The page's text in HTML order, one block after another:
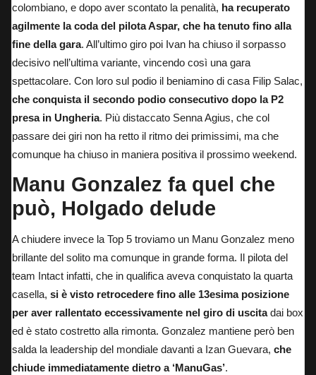
colombiano, e dopo aver scontato la penalità, ha recuperato
agilmente la coda del pilota Aspar, che ha tenuto fino alla
fine della gara. All’ultimo giro poi Ivan ha chiuso il sorpasso
decisivo nell’ultima variante, vincendo così una gara
spettacolare. Con loro sul podio il beniamino di casa Filip Salac,
che conquista il secondo podio consecutivo dopo la P2
presa in Ungheria. Più distaccato Senna Agius, che col
passare dei giri non ha retto il ritmo dei primissimi, ma che
comunque ha chiuso in maniera positiva il prossimo weekend.
Manu Gonzalez fa quel che
può, Holgado delude
A chiudere invece la Top 5 troviamo un Manu Gonzalez meno
brillante del solito ma comunque in grande forma. Il pilota del
team Intact infatti, che in qualifica aveva conquistato la quarta
casella, si è visto retrocedere fino alle 13esima posizione
per aver rallentato eccessivamente nel giro di uscitadai box
ed è stato costretto alla rimonta. Gonzalez mantiene però ben
salda la leadership del mondiale davanti a Izan Guevara, che
chiude immediatamente dietro a ‘ManuGas’.